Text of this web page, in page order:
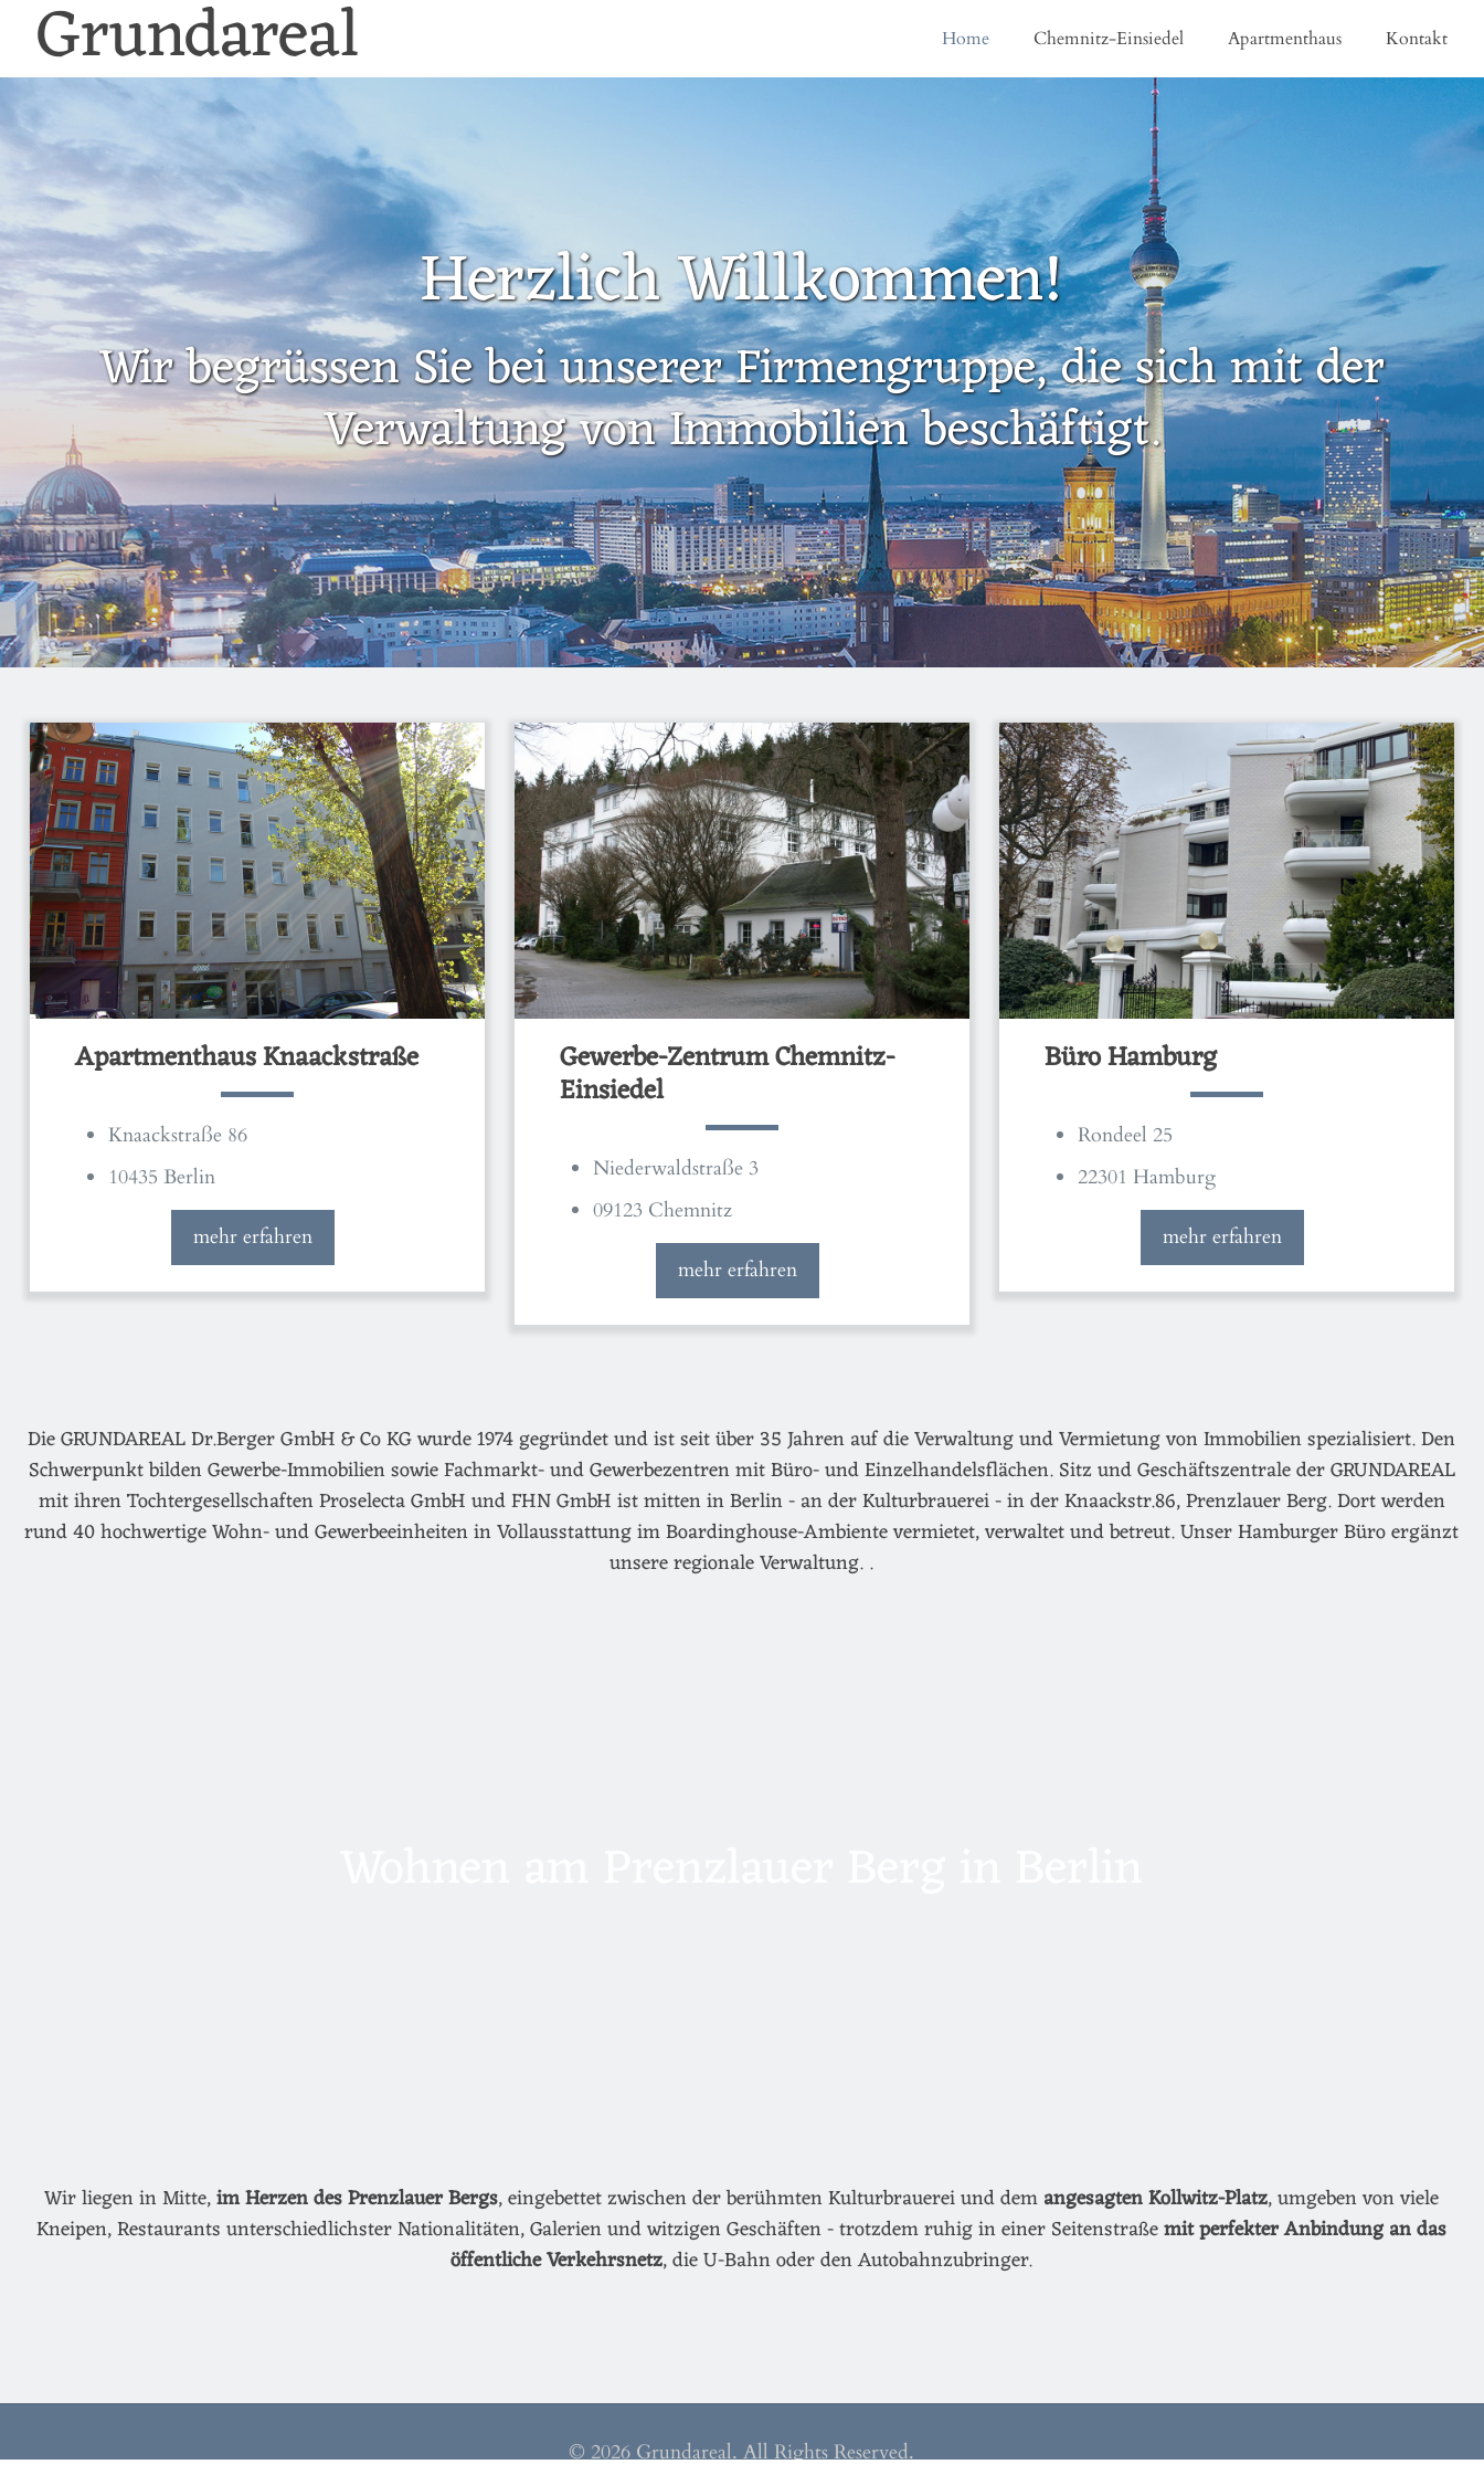
Grundareal Home Chemnitz-Einsiedel Apartmenthaus Kontakt
Herzlich Willkommen!
Wir begrüssen Sie bei unserer Firmengruppe, die sich mit der
Verwaltung von Immobilien beschäftigt.
Apartmenthaus Knaackstraße
Knaackstraße 86
10435 Berlin
mehr erfahren
Gewerbe-Zentrum Chemnitz-
Einsiedel
Niederwaldstraße 3
09123 Chemnitz
mehr erfahren
Büro Hamburg
Rondeel 25
22301 Hamburg
mehr erfahren
Die GRUNDAREAL Dr.Berger GmbH & Co KG wurde 1974 gegründet und ist seit über 35 Jahren auf die Verwaltung und Vermietung von Immobilien spezialisiert. Den
Schwerpunkt bilden Gewerbe-Immobilien sowie Fachmarkt- und Gewerbezentren mit Büro- und Einzelhandelsflächen. Sitz und Geschäftszentrale der GRUNDAREAL
mit ihren Tochtergesellschaften Proselecta GmbH und FHN GmbH ist mitten in Berlin - an der Kulturbrauerei - in der Knaackstr.86, Prenzlauer Berg. Dort werden
rund 40 hochwertige Wohn- und Gewerbeeinheiten in Vollausstattung im Boardinghouse-Ambiente vermietet, verwaltet und betreut. Unser Hamburger Büro ergänzt
unsere regionale Verwaltung. .
Wir liegen in Mitte,im Herzen des Prenzlauer Bergs, eingebettet zwischen der berühmten Kulturbrauerei und demangesagten Kollwitz-Platz, umgeben von viele
Kneipen, Restaurants unterschiedlichster Nationalitäten, Galerien und witzigen Geschäften - trotzdem ruhig in einer Seitenstraßemit perfekter Anbindung an das
öffentliche Verkehrsnetz, die U-Bahn oder den Autobahnzubringer.
© 2026 Grundareal. All Rights Reserved.